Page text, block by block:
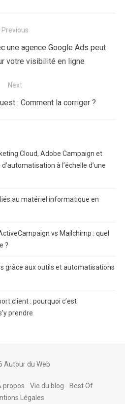
Previous
une agence Google Ads peut
votre visibilité en ligne
Next
: Comment la corriger ?
Cloud, Adobe Campaign et
à l’échelle d’une
au matériel informatique en
vs Mailchimp : quel
?
grâce aux outils et automatisations
client : pourquoi c’est
prendre
Autour du Web
propos Vie du blog
Best Of
Légales